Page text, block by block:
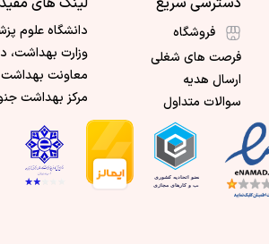
فروشگاه
فرصت های شغلی
ارسال هدیه
سوالات متداول
دانشگاه علوم
وزارت بهداشت،
معاونت
مرکز بهداشت